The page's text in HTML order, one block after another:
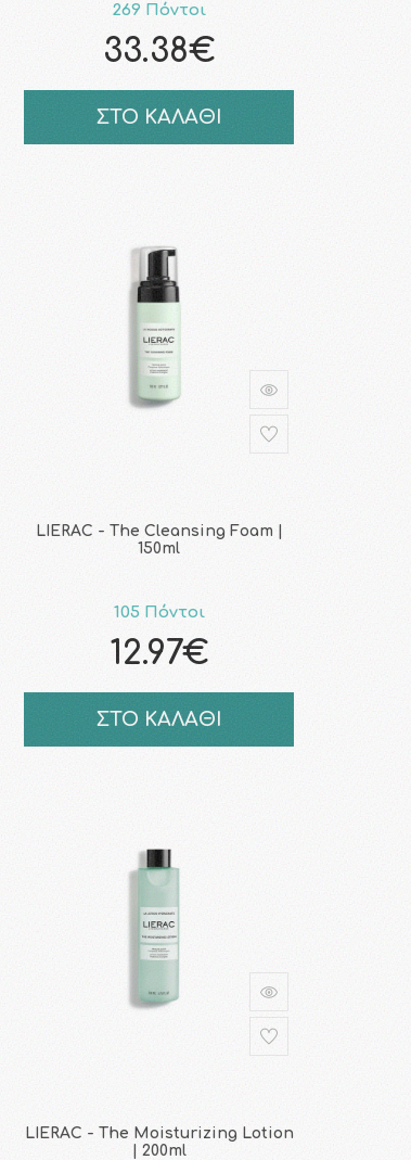
269 Πόντοι
33.38€
ΣΤΟ ΚΑΛΑΘΙ
LIERAC - The Cleansing Foam |
150ml
105 Πόντοι
12.97€
ΣΤΟ ΚΑΛΑΘΙ
LIERAC - The Moisturizing Lotion
| 200ml